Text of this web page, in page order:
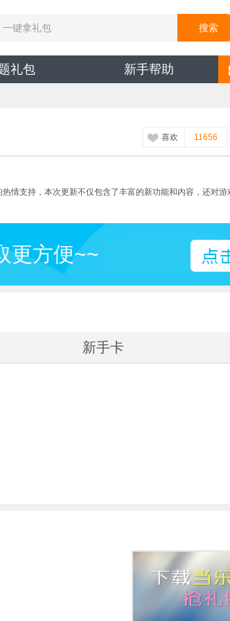
礼包 新手帮助
喜欢 11656
情支持，本次更新不仅包含了丰富的新功能和内容，还对
更方便~~
新手卡